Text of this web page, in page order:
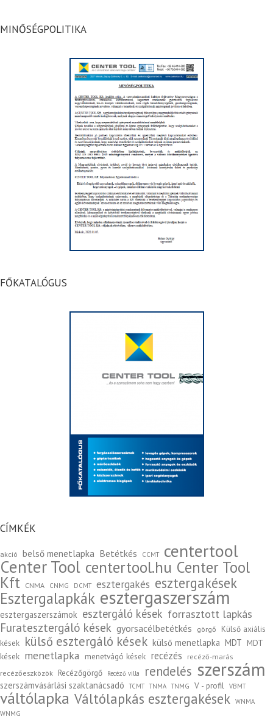
MINŐSÉGPOLITIKA
FŐKATALÓGUS
CÍMKÉK
akció belső menetlapka Betétkés CCMT centertool
Center Tool centertool.hu Center Tool
Kft CNMA CNMG DCMT esztergakés esztergakések
Esztergalapkák esztergaszerszám
esztergaszerszámok esztergáló kések forrasztott lapkás
Furatesztergáló kések gyorsacélbetétkés görgő
Külső axiális
kések külső esztergáló kések külső menetlapka MDT MDT
kések menetlapka menetvágó kések recézés
recéző-marás
recézőeszközök Recézőgörgő Recéző villa rendelés szerszám
szerszámvásárlási szaktanácsadó TCMT TNMA TNMG V - profil VBMT
váltólapka Váltólapkás esztergakések WNMA
WNMG